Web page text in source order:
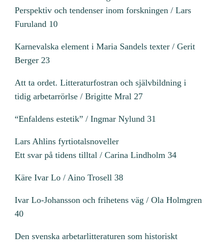
Perspektiv och tendenser inom forskningen / Lars
Furuland 10
Karnevalska element i Maria Sandels texter / Gerit
Berger 23
Att ta ordet. Litteraturfostran och självbildning i
tidig arbetarrörlse / Brigitte Mral 27
“Enfaldens estetik” / Ingmar Nylund 31
Lars Ahlins fyrtiotalsnoveller
Ett svar på tidens tilltal / Carina Lindholm 34
Käre Ivar Lo / Aino Trosell 38
Ivar Lo-Johansson och frihetens väg / Ola Holmgren
40
Den svenska arbetarlitteraturen som historiskt